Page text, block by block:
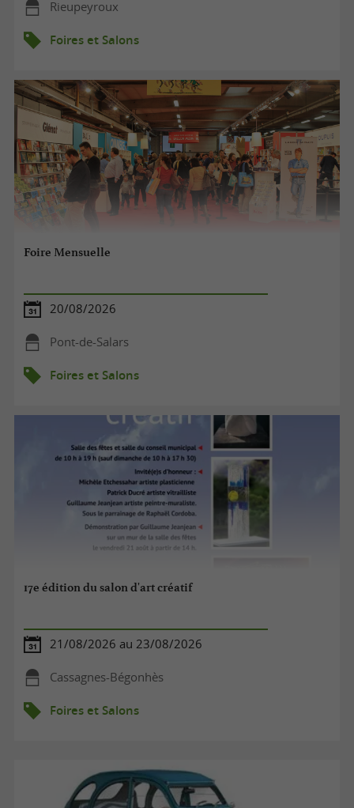
Rieupeyroux
Foires et Salons
Foire Mensuelle
20/08/2026
Pont-de-Salars
Foires et Salons
17e édition du salon d'art créatif
21/08/2026 au 23/08/2026
Cassagnes-Bégonhès
Foires et Salons